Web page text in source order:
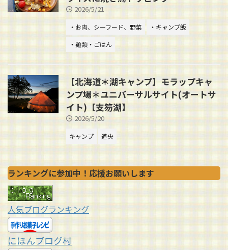
2026/5/21
・お肉、シーフード、野菜
・キャンプ飯
・麺類・ごはん
【北海道＊湖キャンプ】モラップキャ
ンプ場＊ユニバーサルサイト(オートサ
イト)【支笏湖】
2026/5/20
キャンプ 道央
ランキングに参加中！応援お願いします
人気ブログランキング
にほんブログ村